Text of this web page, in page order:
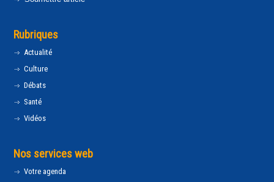
Rubriques
Actualité
Culture
Débats
Santé
Vidéos
Nos services web
Votre agenda